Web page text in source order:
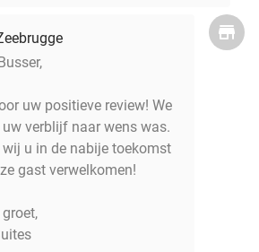
uw positieve review! We
verblijf naar wens was.
u in de nabije toekomst
gast verwelkomen!